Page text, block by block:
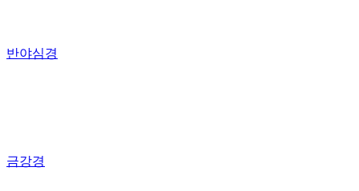
반야심경
금강경